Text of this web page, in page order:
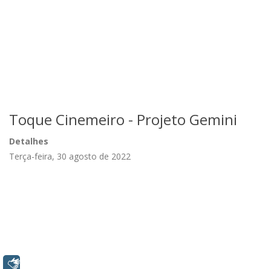
Toque Cinemeiro - Projeto Gemini
Detalhes
Terça-feira, 30 agosto de 2022